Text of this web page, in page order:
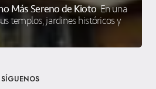
Más Sereno de Kioto En una
templos, jardines históricos y
SÍGUENOS